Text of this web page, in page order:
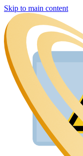
Skip to main content